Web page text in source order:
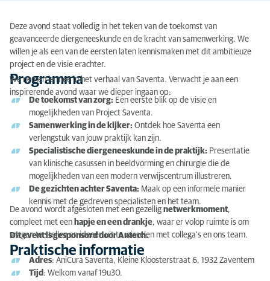
Deze avond staat volledig in het teken van de toekomst van
geavanceerde diergeneeskunde en de kracht van samenwerking. We
willen je als een van de eersten laten kennismaken met dit ambitieuze
project en de visie erachter.
Programma
We nemen je mee in het verhaal van Saventa. Verwacht je aan een
inspirerende avond waar we dieper ingaan op:
De toekomst van zorg: Een eerste blik op de visie en
mogelijkheden van Project Saventa.
Samenwerking in de kijker: Ontdek hoe Saventa een
verlengstuk van jouw praktijk kan zijn.
Specialistische diergeneeskunde in de praktijk: Presentatie
van klinische casussen in beeldvorming en chirurgie die de
mogelijkheden van een modern verwijscentrum illustreren.
De gezichten achter Saventa: Maak op een informele manier
kennis met de gedreven specialisten en het team.
De avond wordt afgesloten met een gezellig netwerkmoment,
compleet met een hapje en een drankje, waar er volop ruimte is om
vragen te stellen en ideeën uit te wisselen met collega's en ons team.
Dit event is gesponsord door Antech.
Praktische informatie
Adres: AniCura Saventa, Kleine Kloosterstraat 6, 1932 Zaventem
Tijd : Welkom vanaf 19u30.